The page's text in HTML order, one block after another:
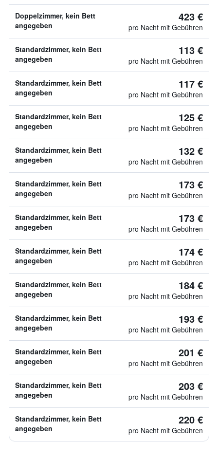
Doppelzimmer, kein Bett
angegeben
423 €
pro Nacht mit Gebühren
Standardzimmer, kein Bett
angegeben
113 €
pro Nacht mit Gebühren
Standardzimmer, kein Bett
angegeben
117 €
pro Nacht mit Gebühren
Standardzimmer, kein Bett
angegeben
125 €
pro Nacht mit Gebühren
Standardzimmer, kein Bett
angegeben
132 €
pro Nacht mit Gebühren
Standardzimmer, kein Bett
angegeben
173 €
pro Nacht mit Gebühren
Standardzimmer, kein Bett
angegeben
173 €
pro Nacht mit Gebühren
Standardzimmer, kein Bett
angegeben
174 €
pro Nacht mit Gebühren
Standardzimmer, kein Bett
angegeben
184 €
pro Nacht mit Gebühren
Standardzimmer, kein Bett
angegeben
193 €
pro Nacht mit Gebühren
Standardzimmer, kein Bett
angegeben
201 €
pro Nacht mit Gebühren
Standardzimmer, kein Bett
angegeben
203 €
pro Nacht mit Gebühren
Standardzimmer, kein Bett
angegeben
220 €
pro Nacht mit Gebühren